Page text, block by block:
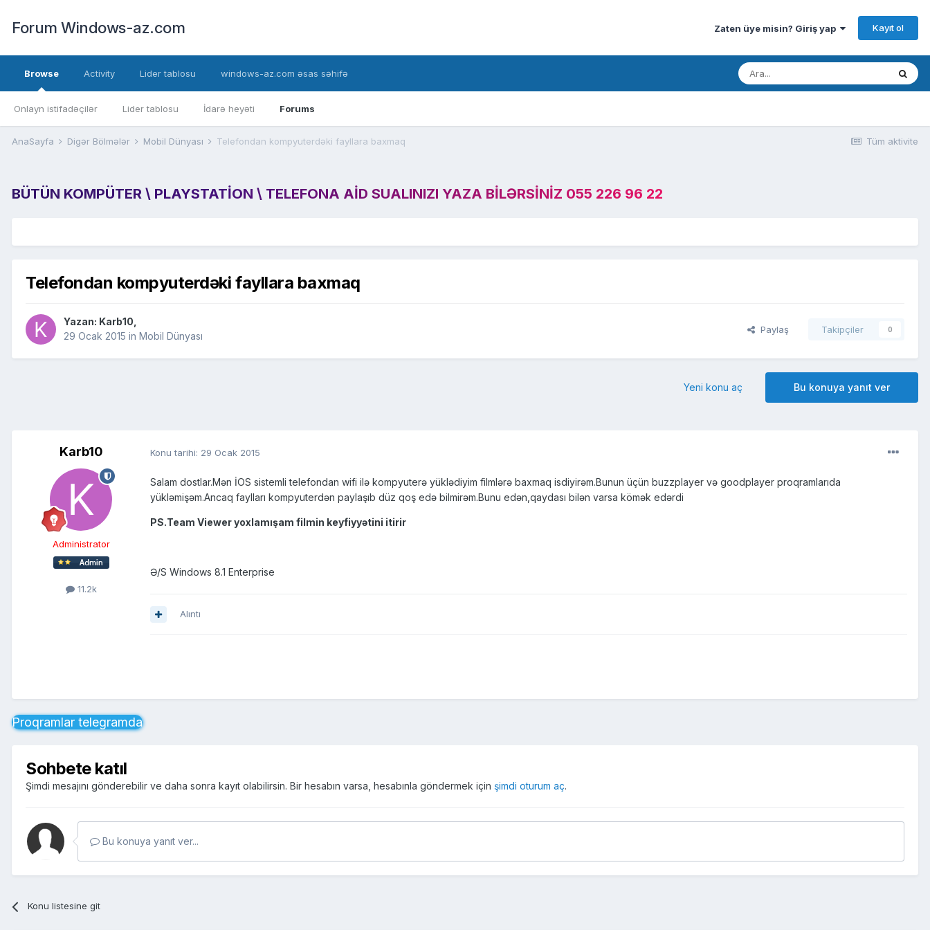
Forum Windows-az.com Zaten üye misin? Giriş yap Kayıt ol
Browse
Onlayn istifadəçilər Lider tablosu İdarə heyəti Forums
Activity Lider tablosu windows-az.com əsas səhifə
Tüm aktivite
AnaSayfa Digər Bölmələr Mobil Dünyası Telefondan kompyuterdəki fayllara baxmaq
BÜTÜN KOMPÜTER \ PLAYSTATION \ TELEFONA AID SUALINIZI YAZA BILƏRSINIZ 055 226 96 22
Telefondan kompyuterdəki fayllara baxmaq
Yazan: Karb10
29 Ocak 2015 in Mobil Dünyası
Paylaş Takipçiler 0
Bu konuya yanıt ver
Yeni konu aç
Karb10
Administrator
11.2k
Konu tarihi: 29 Ocak 2015
Salam dostlar.Mən İOS sistemli telefondan wifi ilə kompyuterə yüklədiyim filmlərə baxmaq isdiyirəm.Bunun üçün buzzplayer və goodplayer proqramlarıda
yükləmişəm.Ancaq faylları kompyuterdən paylaşıb düz qoş edə bilmirəm.Bunu edən,qaydası bilən varsa kömək edərdi
PS.Team Viewer yoxlamışam filmin keyfiyyətini itirir
Ə/S Windows 8.1 Enterprise
Alıntı
Proqramlar telegramda
Sohbete katıl
Şimdi mesajını gönderebilir ve daha sonra kayıt olabilirsin. Bir hesabın varsa, hesabınla göndermek için şimdi oturum aç.
Bu konuya yanıt ver...
Konu listesine git